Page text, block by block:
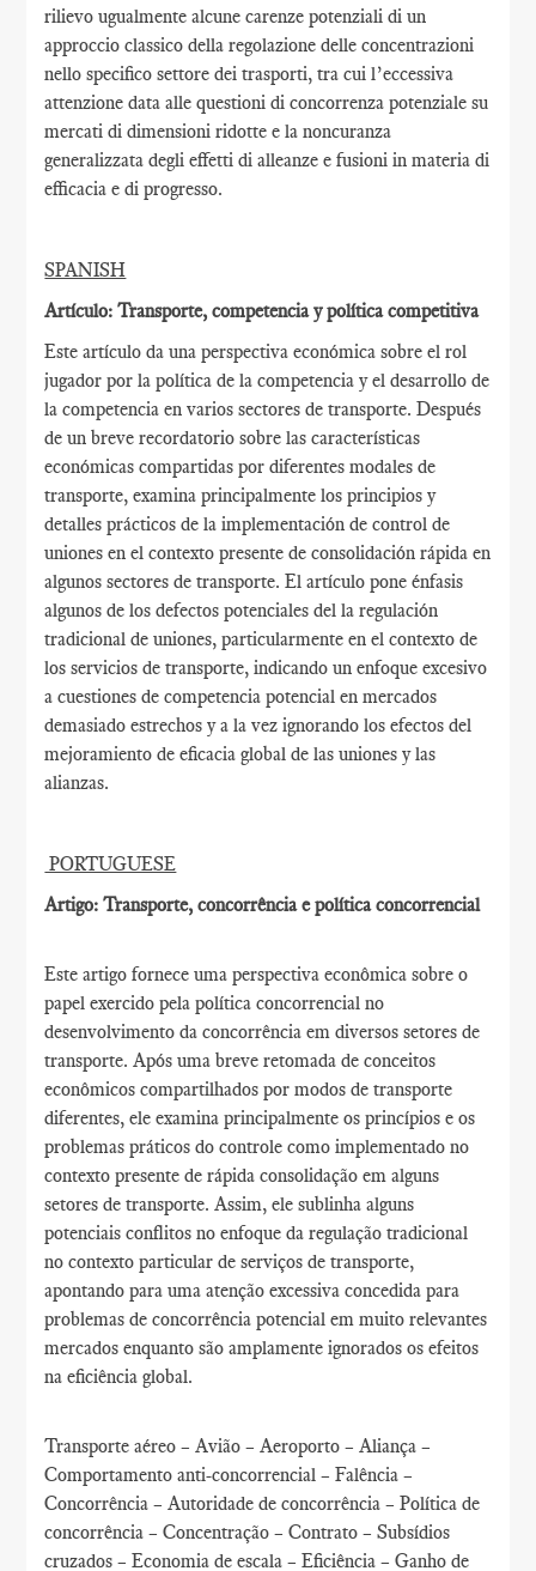
rilievo ugualmente alcune carenze potenziali di un
approccio classico della regolazione delle concentrazioni
nello specifico settore dei trasporti, tra cui l’eccessiva
attenzione data alle questioni di concorrenza potenziale su
mercati di dimensioni ridotte e la noncuranza
generalizzata degli effetti di alleanze e fusioni in materia di
efficacia e di progresso.
SPANISH
Artículo: Transporte, competencia y política competitiva
Este artículo da una perspectiva económica sobre el rol
jugador por la política de la competencia y el desarrollo de
la competencia en varios sectores de transporte. Después
de un breve recordatorio sobre las características
económicas compartidas por diferentes modales de
transporte, examina principalmente los principios y
detalles prácticos de la implementación de control de
uniones en el contexto presente de consolidación rápida en
algunos sectores de transporte. El artículo pone énfasis
algunos de los defectos potenciales del la regulación
tradicional de uniones, particularmente en el contexto de
los servicios de transporte, indicando un enfoque excesivo
a cuestiones de competencia potencial en mercados
demasiado estrechos y a la vez ignorando los efectos del
mejoramiento de eficacia global de las uniones y las
alianzas.
PORTUGUESE
Artigo: Transporte, concorrência e política concorrencial
Este artigo fornece uma perspectiva econômica sobre o
papel exercido pela política concorrencial no
desenvolvimento da concorrência em diversos setores de
transporte. Após uma breve retomada de conceitos
econômicos compartilhados por modos de transporte
diferentes, ele examina principalmente os princípios e os
problemas práticos do controle como implementado no
contexto presente de rápida consolidação em alguns
setores de transporte. Assim, ele sublinha alguns
potenciais conflitos no enfoque da regulação tradicional
no contexto particular de serviços de transporte,
apontando para uma atenção excessiva concedida para
problemas de concorrência potencial em muito relevantes
mercados enquanto são amplamente ignorados os efeitos
na eficiência global.
Transporte aéreo – Avião – Aeroporto – Aliança –
Comportamento anti-concorrencial – Falência –
Concorrência – Autoridade de concorrência – Política de
concorrência – Concentração – Contrato – Subsídios
cruzados – Economia de escala – Eficiência – Ganho de